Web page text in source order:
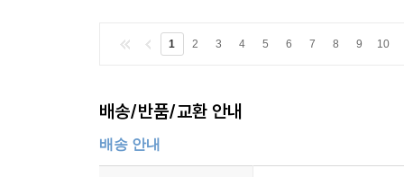
1 2 3 4 5 6 7 8 9 10
배송/반품/교환 안내
배송 안내